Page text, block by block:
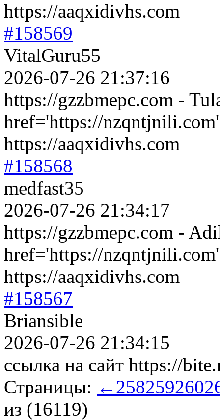
https://aaqxidivhs.com
#158569
VitalGuru55
2026-07-26 21:37:16
https://gzzbmepc.com -
href='https://
https://aaqxidivhs.com
#158568
medfast35
2026-07-26 21:34:17
https://gzzbmepc.com -
href='https://
https://aaqxidivhs.com
#158567
Briansible
2026-07-26 21:34:15
ссылка на сайт https://
Страницы: ← 258259260
из (16119)